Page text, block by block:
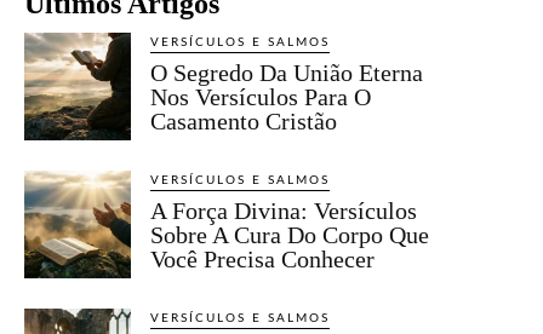
VERSÍCULOS E SALMOS
O Segredo Da União Eterna
Nos Versículos Para O
Casamento Cristão
VERSÍCULOS E SALMOS
A Força Divina: Versículos
Sobre A Cura Do Corpo Que
Você Precisa Conhecer
VERSÍCULOS E SALMOS